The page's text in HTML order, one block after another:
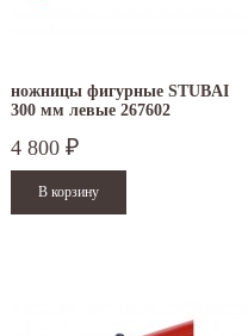
ножницы фигурные STUBAI
300 мм левые 267602
4 800 ₽